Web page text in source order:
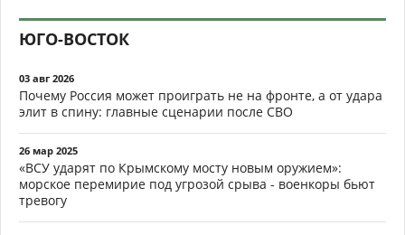
ЮГО-ВОСТОК
03 авг 2026
Почему Россия может проиграть не на фронте, а от удара
элит в спину: главные сценарии после СВО
26 мар 2025
«ВСУ ударят по Крымскому мосту новым оружием»:
морское перемирие под угрозой срыва - военкоры бьют
тревогу